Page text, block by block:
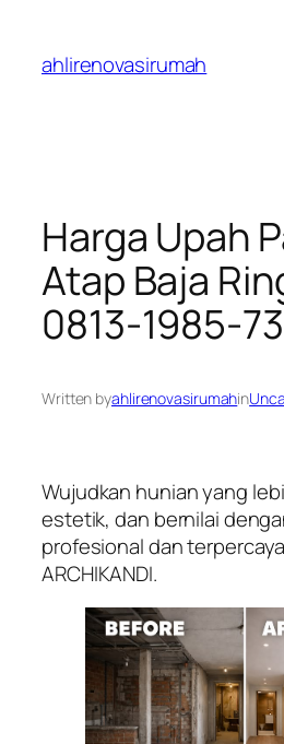
content
ahlirenovasirumah
Harga Upah
Atap Baja
0813-1985-
Written byahlirenovasirumahin
Wujudkan hunian yang
estetik, dan bernilai
profesional dan
ARCHIKANDI.